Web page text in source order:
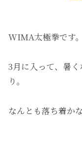
WIMA太極拳です。
3月に入って、暑
り。
なんとも落ち着か